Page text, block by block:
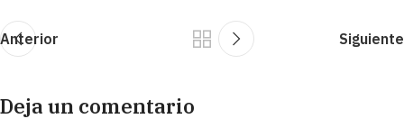
Anterior Siguiente
Deja un comentario